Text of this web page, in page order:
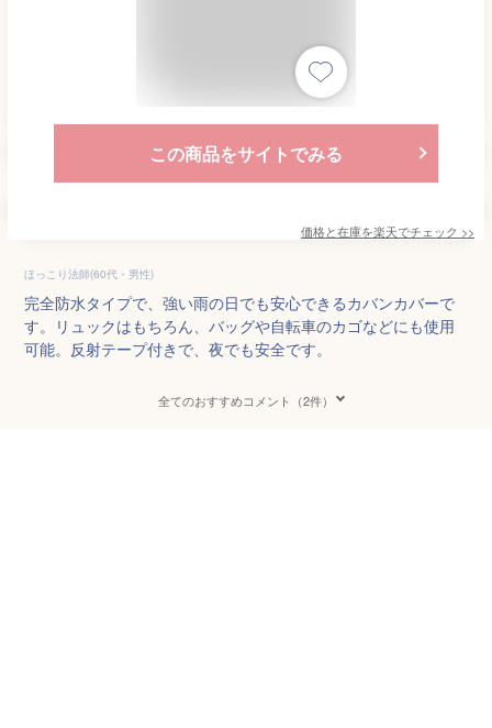
この商品をサイトでみる
価格と在庫を楽天でチェック >>
ほっこり法師(60代・男性)
完全防水タイプで、強い雨の日でも安心できるカバンカバーで
す。リュックはもちろん、バッグや自転車のカゴなどにも使用
可能。反射テープ付きで、夜でも安全です。
全てのおすすめコメント（2件）